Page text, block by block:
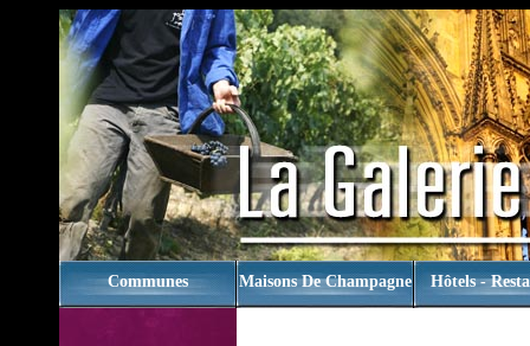
Communes Maisons De Champagne Hôtels -